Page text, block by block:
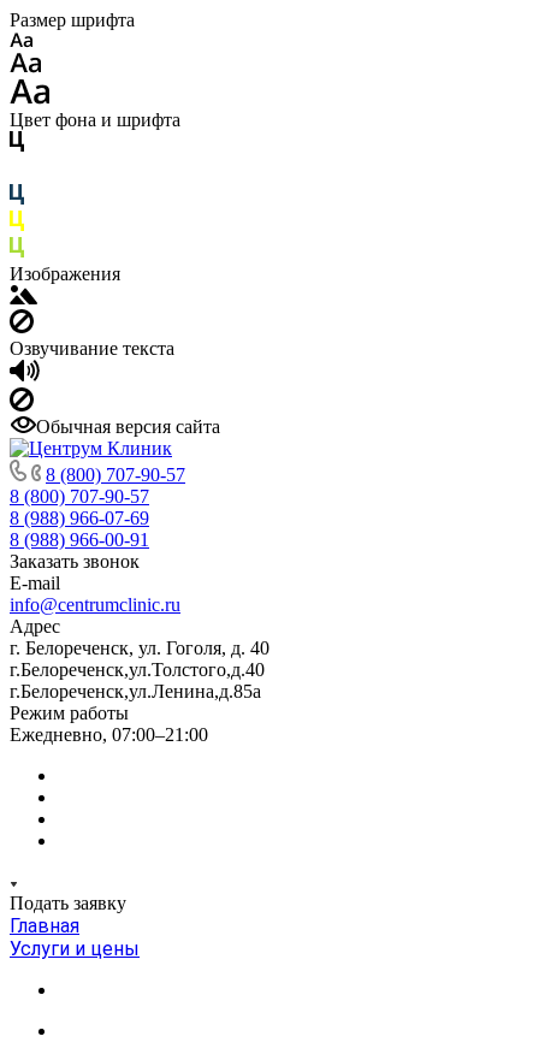
Размер шрифта
Цвет фона и шрифта
Изображения
Озвучивание текста
Обычная версия сайта
8 (800) 707-90-57
8 (800) 707-90-57
8 (988) 966-07-69
8 (988) 966-00-91
Заказать звонок
E-mail
info@centrumclinic.ru
Адрес
г. Белореченск, ул. Гоголя, д. 40
г.Белореченск,ул.Толстого,д.40
г.Белореченск,ул.Ленина,д.85а
Режим работы
Ежедневно, 07:00–21:00
Подать заявку
Главная
Услуги и цены